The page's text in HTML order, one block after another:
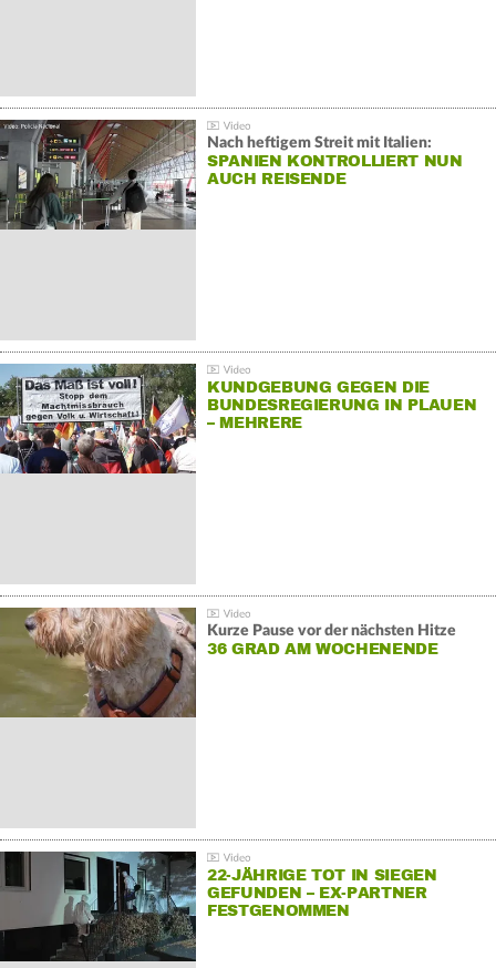
Nach heftigem Streit mit Italien:
SPANIEN KONTROLLIERT NUN
AUCH REISENDE
KUNDGEBUNG GEGEN DIE
BUNDESREGIERUNG IN PLAUEN
– MEHRERE
Kurze Pause vor der nächsten Hitze
36 GRAD AM WOCHENENDE
22-JÄHRIGE TOT IN SIEGEN
GEFUNDEN – EX-PARTNER
FESTGENOMMEN